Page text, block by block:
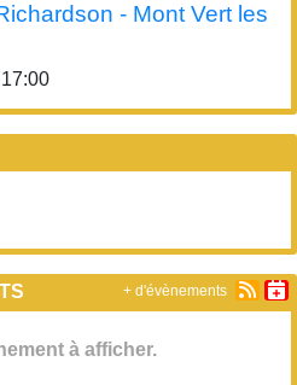
- Mont Vert les
à afficher.
+ d'évènements